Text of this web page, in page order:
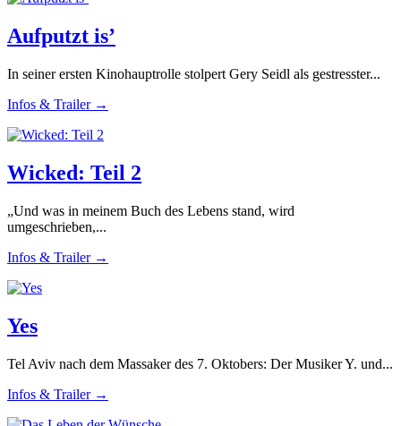
Aufputzt is’
In seiner ersten Kinohauptrolle stolpert Gery Seidl als gestresster...
Infos & Trailer →
Wicked: Teil 2
„Und was in meinem Buch des Lebens stand, wird
umgeschrieben,...
Infos & Trailer →
Yes
Tel Aviv nach dem Massaker des 7. Oktobers: Der Musiker Y. und...
Infos & Trailer →